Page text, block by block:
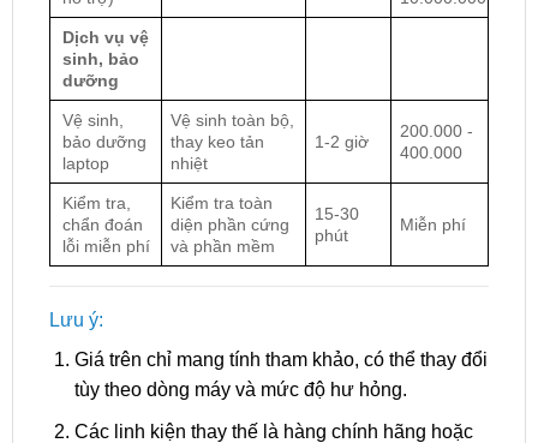
Dịch vụ vệ
sinh, bảo
dưỡng
Vệ sinh,
bảo dưỡng
laptop
Vệ sinh toàn bộ,
thay keo tản
nhiệt
1-2 giờ
200.000 -
400.000
Kiểm tra,
chẩn đoán
lỗi miễn phí
Kiểm tra toàn
diện phần cứng
và phần mềm
15-30
phút
Miễn phí
Lưu ý:
Giá trên chỉ mang tính tham khảo, có thể thay đổi
tùy theo dòng máy và mức độ hư hỏng.
Các linh kiện thay thế là hàng chính hãng hoặc